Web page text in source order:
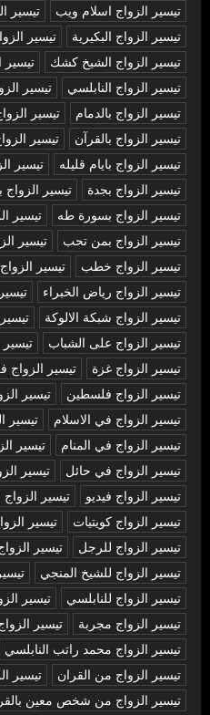
تيسير الزواج اسلام ويب
تيسير
تيسير الزواج البكيرية
تيسير
تيسير الزواج الشيخ كشك
تيسير
تيسير الزواج النابلسي
تيسير
تيسير الزواج بالدمام
تيسير
تيسير الزواج بالقرآن
تيسير
تيسير الزواج بايام قليله
تيسير
تيسير الزواج بجدة
تيسير الزواج
تيسير الزواج بسورة طه
تيسير
تيسير الزواج بمن تحب
تيسير
تيسير الزواج خطب
تيسير
تيسير الزواج رياض الخبراء
تيسير الزواج شبكة الالوكة
تيسير الزواج على الشباب
تيسير
تيسير الزواج غزة
تيسير
تيسير الزواج فلسطين
تيسير
تيسير الزواج في الاسلام
تيسير
تيسير الزواج في المنام
تيسير
تيسير الزواج في حائل
تيسير
تيسير الزواج فيديو
تيسير
تيسير الزواج كويتيات
تيسير
تيسير الزواج للرجل
تيسير
تيسير الزواج للشيخ المنجي
تيسير الزواج للنابلسي
تيسير
تيسير الزواج مجربة
تيسير
تيسير الزواج محمد راتب النابلسي
تيسير الزواج من القران
تيسير
تيسير الزواج من شخص معين